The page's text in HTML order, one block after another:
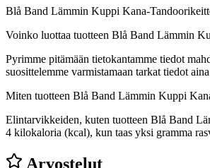
Blå Band Lämmin Kuppi Kana-
Voinko luottaa tuotteen Blå Band Lämmin
Pyrimme pitämään tietokantamme tiedot
suosittelemme varmistamaan tarkat tiedot
Miten tuotteen Blå Band Lämmin Kuppi
Elintarvikkeiden, kuten tuotteen Blå Band
4 kilokaloria (kcal), kun taas yksi gramma
Arvostelut